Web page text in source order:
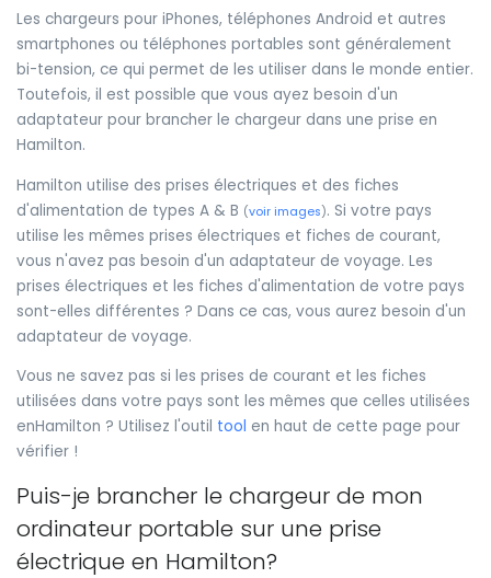
Les chargeurs pour iPhones, téléphones Android et autres
smartphones ou téléphones portables sont généralement
bi-tension, ce qui permet de les utiliser dans le monde entier.
Toutefois, il est possible que vous ayez besoin d'un
adaptateur pour brancher le chargeur dans une prise en
Hamilton.
Hamilton utilise des prises électriques et des fiches
d'alimentation de types A & B (voir images). Si votre pays
utilise les mêmes prises électriques et fiches de courant,
vous n'avez pas besoin d'un adaptateur de voyage. Les
prises électriques et les fiches d'alimentation de votre pays
sont-elles différentes ? Dans ce cas, vous aurez besoin d'un
adaptateur de voyage.
Vous ne savez pas si les prises de courant et les fiches
utilisées dans votre pays sont les mêmes que celles utilisées
enHamilton ? Utilisez l'outil tool en haut de cette page pour
vérifier !
Puis-je brancher le chargeur de mon
ordinateur portable sur une prise
électrique en Hamilton?